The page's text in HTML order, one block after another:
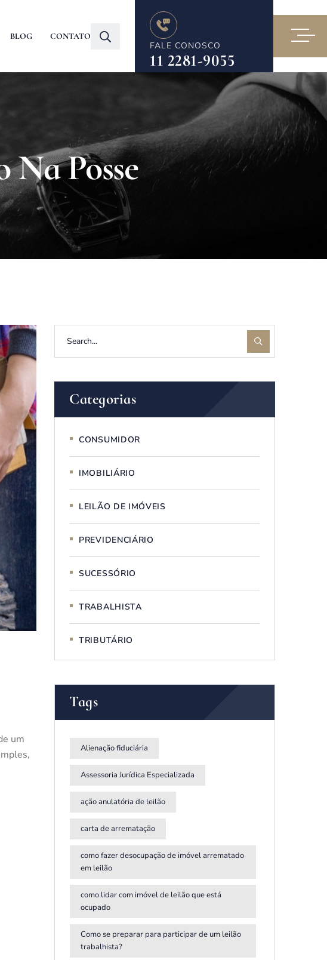
BLOG CONTATO
FALE CONOSCO
11 2281-9055
Na Posse
um
Categorias
CONSUMIDOR
IMOBILIÁRIO
LEILÃO DE IMÓVEIS
PREVIDENCIÁRIO
SUCESSÓRIO
TRABALHISTA
TRIBUTÁRIO
Tags
Alienação fiduciária
Assessoria Jurídica Especializada
ação anulatória de leilão
carta de arrematação
como fazer desocupação de imóvel arrematado
em leilão
como lidar com imóvel de leilão que está
ocupado
Como se preparar para participar de um leilão
trabalhista?